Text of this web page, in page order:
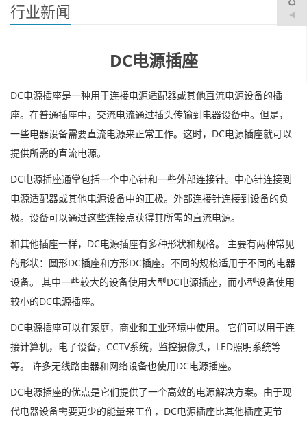
行业新闻
DC电源插座
DC电源插座是一种用于连接电源适配器或其他直流电源设备的插
座。在普通插座中，交流电流通过插头传输到电器设备中。但是，
一些电器设备需要直流电源来正常工作。这时，DC电源插座就可以
提供所需的直流电源。
DC电源插座通常包括一个中心针和一些外部连接针。中心针连接到
电源适配器或其他电源设备中的正极。外部连接针连接到设备的负
极。设备可以通过这些连接点获得其所需的直流电源。
和其他插座一样，DC电源插座有多种形状和规格。 主要有两种常见
的形状：圆形DC插座和方形DC插座。不同的规格适用于不同的电器
设备。 其中一些较大的设备使用大型DC电源插座，而小型设备使用
较小的DC电源插座。
DC电源插座可以在家庭，商业和工业环境中使用。 它们可以用于连
接计算机，电子设备，CCTV系统，监控摄像头，LED照明系统等
等。 许多无线路由器和网络设备也使用DC电源插座。
DC电源插座的优点是它们提供了一个高效的电源解决方案。由于现
代电器设备需要更少的能量来工作，DC电源插座比其他插座更节